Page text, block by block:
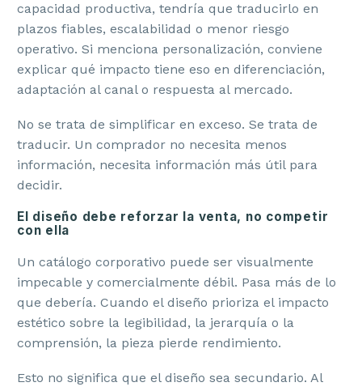
capacidad productiva, tendría que traducirlo en
plazos fiables, escalabilidad o menor riesgo
operativo. Si menciona personalización, conviene
explicar qué impacto tiene eso en diferenciación,
adaptación al canal o respuesta al mercado.
No se trata de simplificar en exceso. Se trata de
traducir. Un comprador no necesita menos
información, necesita información más útil para
decidir.
El diseño debe reforzar la venta, no competir
con ella
Un catálogo corporativo puede ser visualmente
impecable y comercialmente débil. Pasa más de lo
que debería. Cuando el diseño prioriza el impacto
estético sobre la legibilidad, la jerarquía o la
comprensión, la pieza pierde rendimiento.
Esto no significa que el diseño sea secundario. Al